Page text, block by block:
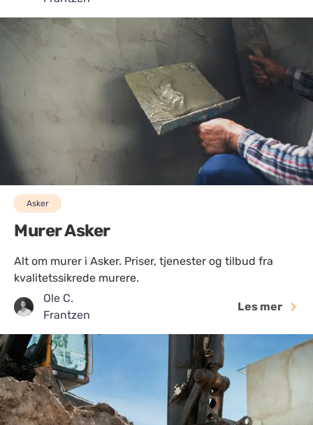
Asker
Murer Asker
Alt om murer i Asker. Priser, tjenester og tilbud fra
kvalitetssikrede murere.
Ole C.
Frantzen
Les mer